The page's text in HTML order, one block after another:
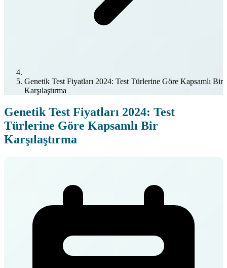
Genetik Test Fiyatları 2024: Test Türlerine Göre Kapsamlı Bir
Karşılaştırma
Genetik Test Fiyatları 2024: Test
Türlerine Göre Kapsamlı Bir
Karşılaştırma